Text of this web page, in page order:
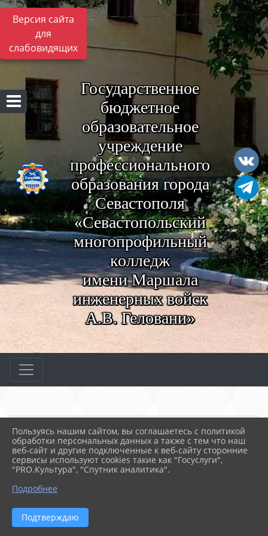
Версия сайта
для
слабовидящих
Государственное
бюджетное
образовательное
учреждение
профессионального
образования города
Севастополя
«Севастопольский
многопрофильный
колледж
имени Маршала
инженерных войск
А.В. Геловани»
Главная МЕРОПРИЯТИЯ
Новости
Поездка в Волгоград
18.07.2024 10:19
Пользуясь нашим сайтом, вы соглашаетесь с политикой
обработки персональных данных а также с тем что наш
веб-сайт и другие подключенные к веб-сайту сторонние
сервисы используют cookies такие как "Госуслуги",
"PRO.Культура", "Спутник аналитика".
Подробнее
Подтверждаю